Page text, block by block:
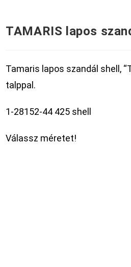
TAMARIS lapos
Tamaris lapos szandál shell,
talppal.
1-28152-44 425 shell
Válassz méretet!